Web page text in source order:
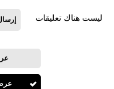
ليست هناك تعليقات
عرض